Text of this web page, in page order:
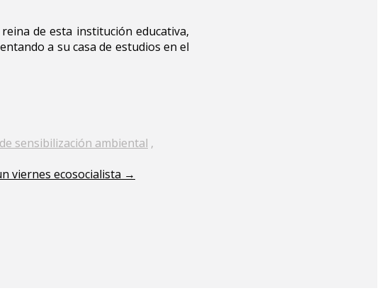
de esta institución educativa,
a su casa de estudios en el
sensibilización ambiental ,
viernes ecosocialista →